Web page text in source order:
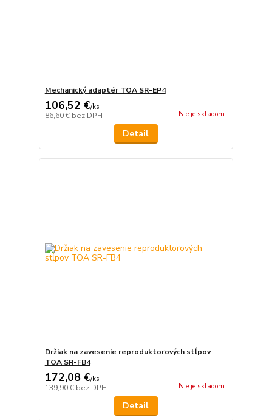
Mechanický adaptér TOA SR-EP4
106,52 €/ks
86,60 € bez DPH Nie je skladom
Detail
Držiak na zavesenie reproduktorových stĺpov
TOA SR-FB4
172,08 €/ks
139,90 € bez DPH Nie je skladom
Detail